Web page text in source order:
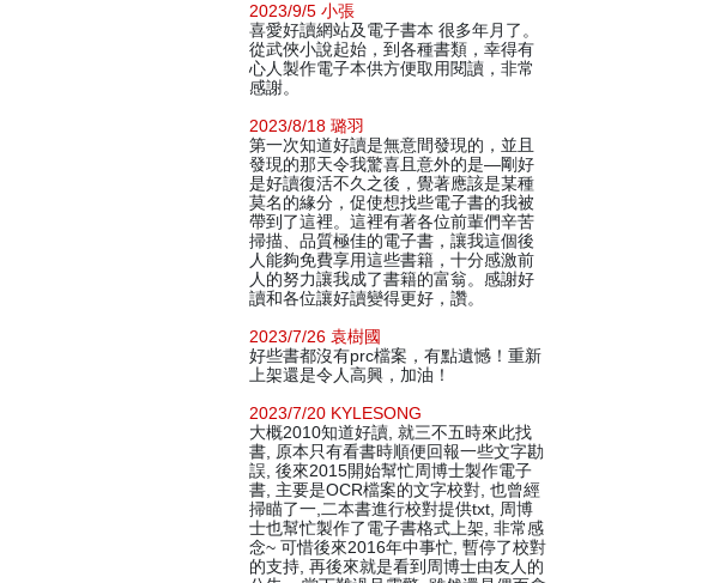
2023/9/5 小張
喜愛好讀網站及電子書本 很多年月了。
從武俠小說起始，到各種書類，幸得有
心人製作電子本供方便取用閱讀，非常
感謝。
2023/8/18 璐羽
第一次知道好讀是無意間發現的，並且
發現的那天令我驚喜且意外的是—剛好
是好讀復活不久之後，覺著應該是某種
莫名的緣分，促使想找些電子書的我被
帶到了這裡。這裡有著各位前輩們辛苦
掃描、品質極佳的電子書，讓我這個後
人能夠免費享用這些書籍，十分感激前
人的努力讓我成了書籍的富翁。感謝好
讀和各位讓好讀變得更好，讚。
2023/7/26 袁樹國
好些書都沒有prc檔案，有點遺憾！重新
上架還是令人高興，加油！
2023/7/20 KYLESONG
大概2010知道好讀, 就三不五時來此找
書, 原本只有看書時順便回報一些文字勘
誤, 後來2015開始幫忙周博士製作電子
書, 主要是OCR檔案的文字校對, 也曾經
掃瞄了一,二本書進行校對提供txt, 周博
士也幫忙製作了電子書格式上架, 非常感
念~ 可惜後來2016年中事忙, 暫停了校對
的支持, 再後來就是看到周博士由友人的